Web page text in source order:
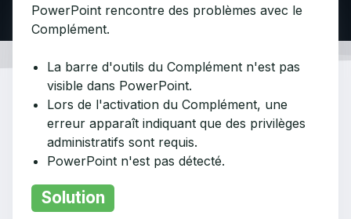
PowerPoint rencontre des problèmes avec le
Complément.
La barre d'outils du Complément n'est pas
visible dans PowerPoint.
Lors de l'activation du Complément, une
erreur apparaît indiquant que des privilèges
administratifs sont requis.
PowerPoint n'est pas détecté.
Solution